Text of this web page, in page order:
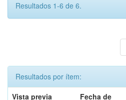
Resultados 1-6 de 6.
Resultados por ítem:
Vista previa
Fecha de